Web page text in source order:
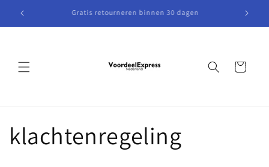
naar de
Gratis retourneren binnen 30 dagen
Winkelwagen
klachtenregeling